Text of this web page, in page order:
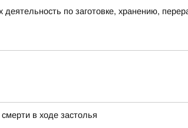
по заготовке, хранению,
в ходе застолья